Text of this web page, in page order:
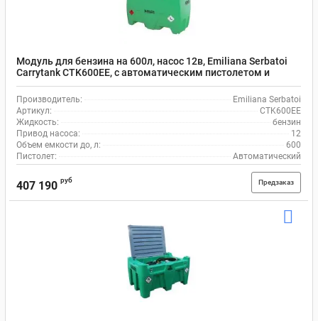
Модуль для бензина на 600л, насос 12в, Emiliana Serbatoi
Carrytank CTK600EE, с автоматическим пистолетом и
шлангом на 4 м
Производитель:
Emiliana Serbatoi
Артикул:
CTK600EE
Жидкость:
бензин
Привод насоса:
12
Объем емкости до, л:
600
Пистолет:
Автоматический
407 190 руб Предзаказ